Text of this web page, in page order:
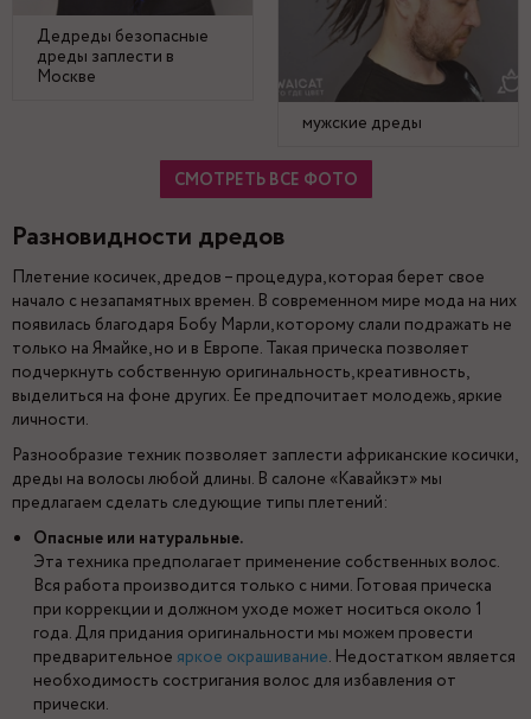
Дедреды безопасные
дреды заплести в
Москве
мужские дреды
СМОТРЕТЬ ВСЕ ФОТО
Разновидности дредов
Плетение косичек, дредов – процедура, которая берет свое
начало с незапамятных времен. В современном мире мода на них
появилась благодаря Бобу Марли, которому слали подражать не
только на Ямайке, но и в Европе. Такая прическа позволяет
подчеркнуть собственную оригинальность, креативность,
выделиться на фоне других. Ее предпочитает молодежь, яркие
личности.
Разнообразие техник позволяет заплести африканские косички,
дреды на волосы любой длины. В салоне «Кавайкэт» мы
предлагаем сделать следующие типы плетений:
Опасные или натуральные.
Эта техника предполагает применение собственных волос.
Вся работа производится только с ними. Готовая прическа
при коррекции и должном уходе может носиться около 1
года. Для придания оригинальности мы можем провести
предварительное яркое окрашивание. Недостатком является
необходимость состригания волос для избавления от
прически.